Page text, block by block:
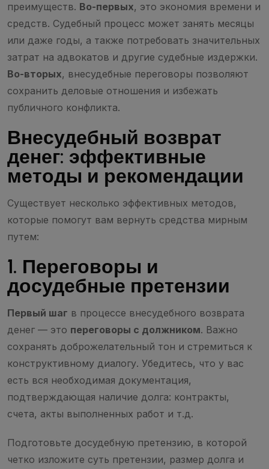
преимуществ. Во-первых, это экономия времени и
средств. Судебный процесс может занять месяцы
или даже годы, а также потребовать значительных
затрат на адвокатов и другие судебные издержки.
Во-вторых, внесудебные переговоры позволяют
сохранить деловые отношения и избежать
публичного конфликта.
Внесудебный возврат
денег: эффективные
методы и рекомендации
Существует несколько эффективных методов,
которые помогут вам вернуть средства мирным
путем:
1. Переговоры и
досудебные претензии
Первый шаг в процессе внесудебного возврата
денег — это переговоры с должником. Важно
сохранять доброжелательный тон и стремиться к
конструктивному диалогу. Убедитесь, что у вас
есть вся необходимая документация,
подтверждающая наличие долга: контракты,
счета, акты выполненных работ и т.д.
Подготовьте досудебную претензию, в которой
четко изложите суть претензии, размер долга и